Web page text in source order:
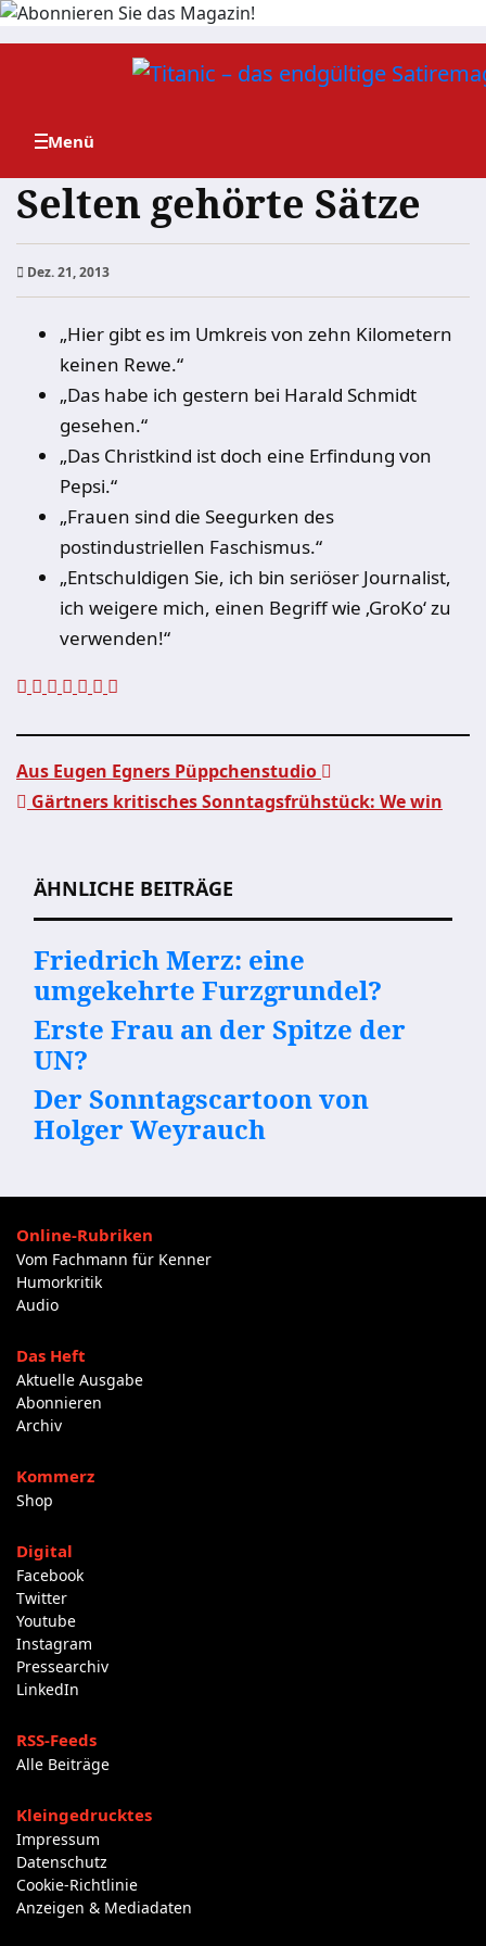
Zum
Selten gehörte Sätze
Dez. 21, 2013
„Hier gibt es im Umkreis von zehn Kilometern
keinen Rewe.“
„Das habe ich gestern bei Harald Schmidt
gesehen.“
„Das Christkind ist doch eine Erfindung von
Pepsi.“
„Frauen sind die Seegurken des
postindustriellen Faschismus.“
„Entschuldigen Sie, ich bin seriöser Journalist,
ich weigere mich, einen Begriff wie ‚GroKo‘ zu
verwenden!“
Aus Eugen Egners Püppchenstudio
Gärtners kritisches Sonntagsfrühstück: We win
ÄHNLICHE BEITRÄGE
Friedrich Merz: eine
umgekehrte Furzgrundel?
Erste Frau an der Spitze der
UN?
Der Sonntagscartoon von
Holger Weyrauch
Online-Rubriken
Vom Fachmann für Kenner
Humorkritik
Audio
Das Heft
Aktuelle Ausgabe
Abonnieren
Archiv
Kommerz
Shop
Digital
Facebook
Twitter
Youtube
Instagram
Pressearchiv
LinkedIn
RSS-Feeds
Alle Beiträge
Kleingedrucktes
Impressum
Datenschutz
Cookie-Richtlinie
Anzeigen & Mediadaten